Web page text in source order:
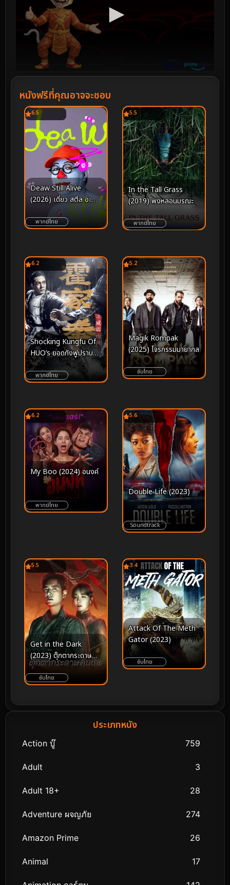
หนังฟรีที่คุณอาจจะชอบ
6.5
Deaw Still Alive
(2026) เดี่ยว สตีล อะ
พากย์ไทย
5.5
In the Tall Grass
(2019) พงหลอนมรณะ
พากย์ไทย
6.2
Shocking Kungfu Of
HUO’s ยอดกังฟูปราบ
อธรรม (2026)
พากย์ไทย
5.2
Magik Rompak
(2025) โจรกรรมมายากล
ซับไทย
6.2
My Boo (2024) อนงค์
พากย์ไทย
5.6
Double Life (2023)
Soundtrack
5.5
Get in the Dark
(2023) ตุ๊กตากระดาษ
คืนชีพ
ซับไทย
3.4
Attack Of The Meth
Gator (2023)
ซับไทย
ประเภทหนัง
Action บู๊ 759
Adult 3
Adult 18+ 28
Adventure ผจญภัย 274
Amazon Prime 26
Animal 17